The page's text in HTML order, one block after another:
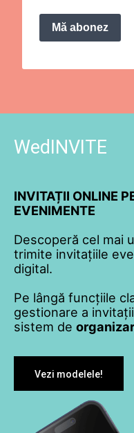
Mă abonez
WedINVITE
INVITAȚII ONLINE
EVENIMENTE
Descoperă cel mai
trimite invitațiile
digital.
Pe lângă funcțiile
gestionare a
sistem de
Vezi modelele!